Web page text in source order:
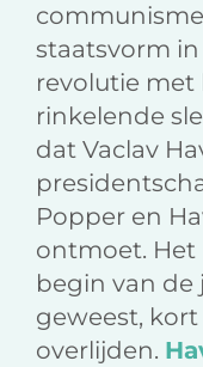
staatsvorm in
revolutie
rinkelende
dat Vaclav
Popper en
ontmoet.
begin van de
geweest, kort
overlijden.